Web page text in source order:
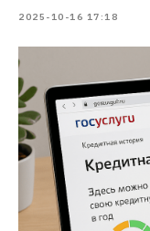
2025-10-16 17:18